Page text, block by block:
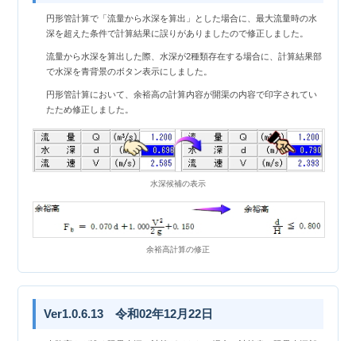
円形管計算で「流量から水深を算出」とした場合に、最大流量時の水
深を超えた条件で計算結果に誤りがありましたので修正しました。
流量から水深を算出した際、水深が2種類存在する場合に、計算結果部
で水深を青背景のボタン表示にしました。
円形管計算において、余裕高の計算内容が開渠の内容で印字されてい
たため修正しました。
水深候補の表示
余裕高計算の修正
Ver1.0.6.13 令和02年12月22日